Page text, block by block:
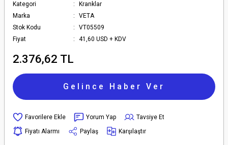
Kategori
Kranklar
Marka
VETA
Stok Kodu
VT05509
Fiyat
41,60 USD + KDV
2.376,62 TL
Gelince Haber Ver
Yorum Yap
Tavsiye Et
Fiyatı Alarmı
Paylaş Karşılaştır